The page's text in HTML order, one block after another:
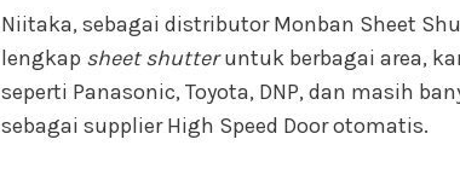
Niitaka, sebagai distributor Monban Sheet
lengkap sheet shutteruntuk berbagai area,
seperti Panasonic, Toyota, DNP, dan masih
sebagai supplier High Speed Door otomatis.